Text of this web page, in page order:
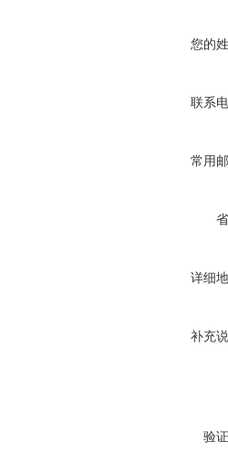
您的
联系
常用
详细
补充
验